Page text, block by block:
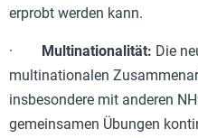
erprobt werden kann.
· Multinationalität: Die
multinationalen
insbesondere mit anderen
gemeinsamen Übungen